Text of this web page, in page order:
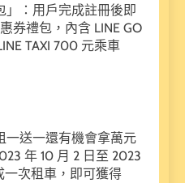
」：用戶完成註冊後即
券禮包，內含 LINE GO
TAXI 700 元乘車
一送一還有機會拿萬元
年 10 月 2 日至 2023
一次租車，即可獲得